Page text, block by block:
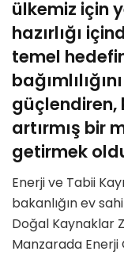
ülkemiz için
hazırlığı
temel
artırmış bir
getirmek
Enerji ve Tabii
bakanlığın ev
Doğal Kaynaklar
Manzarada Enerji